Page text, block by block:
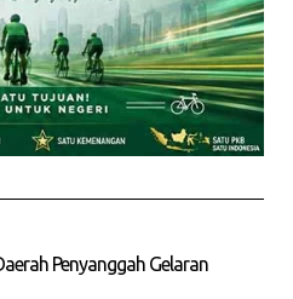
Penyanggah Gelaran